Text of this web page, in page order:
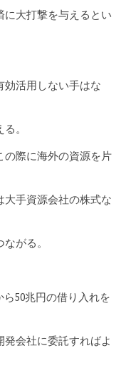
に大打撃を与えるとい
効活用しない手はな
。
の際に海外の資源を片
手資源会社の株式な
がる。
50兆円の借り入れを
会社に委託すればよ